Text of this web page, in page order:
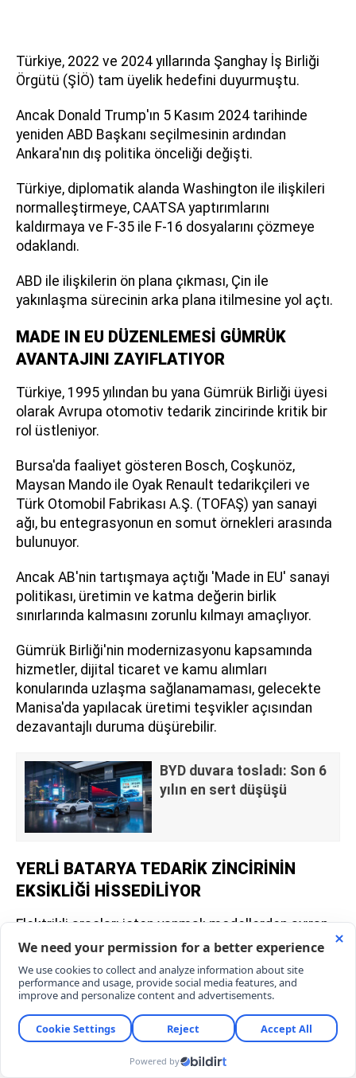
Türkiye, 2022 ve 2024 yıllarında Şanghay İş Birliği
Örgütü (ŞİÖ) tam üyelik hedefini duyurmuştu.
Ancak Donald Trump'ın 5 Kasım 2024 tarihinde
yeniden ABD Başkanı seçilmesinin ardından
Ankara'nın dış politika önceliği değişti.
Türkiye, diplomatik alanda Washington ile ilişkileri
normalleştirmeye, CAATSA yaptırımlarını
kaldırmaya ve F-35 ile F-16 dosyalarını çözmeye
odaklandı.
ABD ile ilişkilerin ön plana çıkması, Çin ile
yakınlaşma sürecinin arka plana itilmesine yol açtı.
MADE IN EU DÜZENLEMESİ GÜMRÜK
AVANTAJINI ZAYIFLATIYOR
Türkiye, 1995 yılından bu yana Gümrük Birliği üyesi
olarak Avrupa otomotiv tedarik zincirinde kritik bir
rol üstleniyor.
Bursa'da faaliyet gösteren Bosch, Coşkunöz,
Maysan Mando ile Oyak Renault tedarikçileri ve
Türk Otomobil Fabrikası A.Ş. (TOFAŞ) yan sanayi
ağı, bu entegrasyonun en somut örnekleri arasında
bulunuyor.
Ancak AB'nin tartışmaya açtığı 'Made in EU' sanayi
politikası, üretimin ve katma değerin birlik
sınırlarında kalmasını zorunlu kılmayı amaçlıyor.
Gümrük Birliği'nin modernizasyonu kapsamında
hizmetler, dijital ticaret ve kamu alımları
konularında uzlaşma sağlanamaması, gelecekte
Manisa'da yapılacak üretimi teşvikler açısından
dezavantajlı duruma düşürebilir.
BYD duvara tosladı: Son 6
yılın en sert düşüşü
YERLİ BATARYA TEDARİK ZİNCİRİNİN
EKSİKLİĞİ HİSSEDİLİYOR
Elektrikli araçları içten yanmalı modellerden ayıran
en temel bileşenleri batarya, çip, sensör ve yazılım
sistemleri oluşturuyor.
Türkiye otomotiv sanayisi geleneksel Avrupa
üretimine entegre olsa da batarya hücresi, polimer
separatör, katot aktif malzeme (CAM), sıvı
elektrolit ve grafen iletken toz gibi alt bileşenlerin
üretimi konusunda istenen seviyeye ulaşamadı.